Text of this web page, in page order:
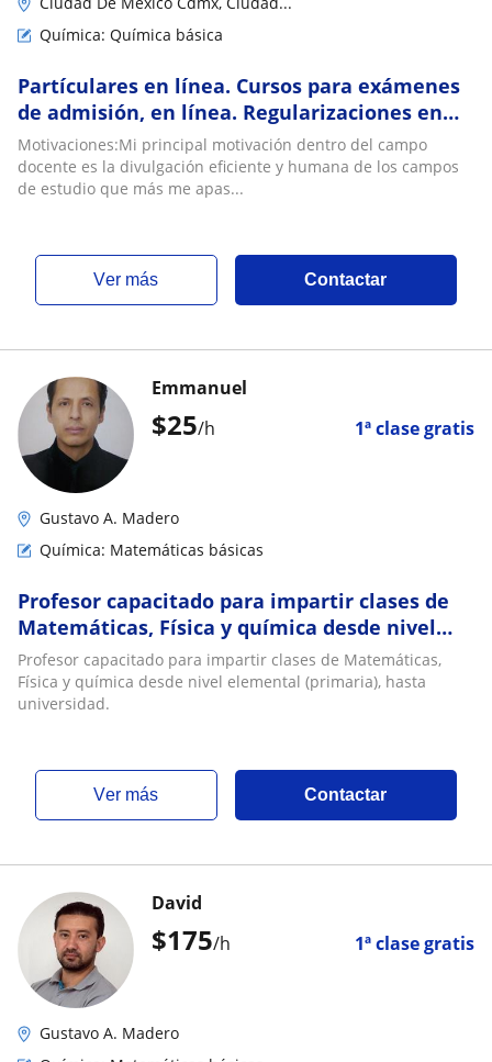
Química: Química básica
Partículares en línea. Cursos para exámenes
de admisión, en línea. Regularizaciones en
línea
Motivaciones:Mi principal motivación dentro del campo
docente es la divulgación eficiente y humana de los campos
de estudio que más me apas...
ver más Contactar
$25/h 1ª clase gratis
Emmanuel
Gustavo A. Madero
Química: Matemáticas básicas
Profesor capacitado para impartir clases de
Matemáticas, Física y química desde nivel
elemental (primaria), hasta universidad
Profesor capacitado para impartir clases de Matemáticas,
Física y química desde nivel elemental (primaria), hasta
universidad.
ver más Contactar
$175/h 1ª clase gratis
David
Gustavo A. Madero